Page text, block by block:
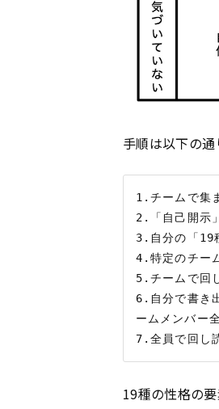
手順は以下の通
1.チームで集
2.「自己開示
3.自分の「19
4.特定のチー
5.チームで回
6.自分で書き
ームメンバー
19種の性格の